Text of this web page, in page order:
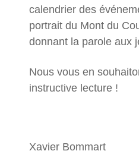
calendrier des
portrait du Mont du
donnant la parole aux
Nous vous en
instructive lecture !
Xavier Bommart